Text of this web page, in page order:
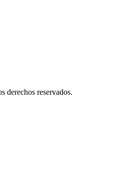
derechos reservados.